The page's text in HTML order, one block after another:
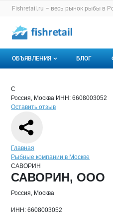
Раздел навигации
Fishretail.ru – весь рынок рыбы в
Авторизация и меню
Навигация по
ОБЪЯВЛЕНИЯ
Горячее предложение
Мои объявления
БЛОГ
Страница
Страница компании
Краткая
С
Россия, Москва ИНН: 6608003052
Оставить отзыв
Навигация по сайту
Главная
Рыбные компании в Москве
САВОРИН
Основная
САВОРИН, ООО
Россия, Москва
ИНН: 6608003052